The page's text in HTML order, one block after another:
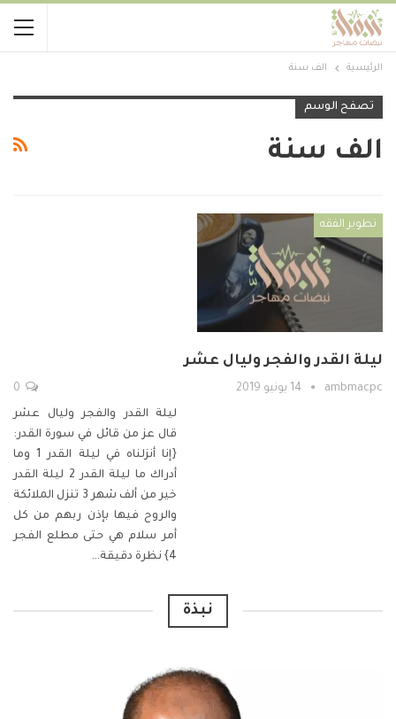
الرئيسية الف سنة
تصفح الوسم
الف سنة
تطوير الفقه
ليلة القدر والفجر وليال عشر
ambmacpc 14 يونيو 2019
ليلة القدر والفجر وليال عشر
قال عز من قائل في سورة القدر:
{إنا أنزلناه في ليلة القدر 1 وما
أدراك ما ليلة القدر 2 ليلة القدر
خير من ألف شهر 3 تنزل الملائكة
والروح فيها بإذن ربهم من كل
أمر سلام هي حتى مطلع الفجر
4} نظرة دقيقة
…
نبذة